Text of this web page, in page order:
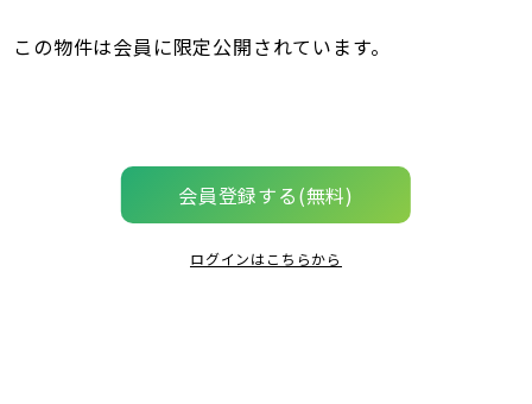
この物件は会員に限定公開されています。
会員登録する(無料)
ログインはこちらから